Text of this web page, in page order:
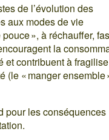
de l’évolution des
aux modes de vie
», à réchauffer,
la
et contribuent à
(le « manger ensemble
pour les conséquences